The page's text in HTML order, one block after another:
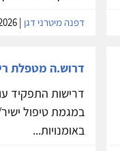
דפנה מיטרני דגן | 8/8/2026
דרוש.ה מטפלת
דרישות התפקיד
במגמת טיפול
באומנויות...